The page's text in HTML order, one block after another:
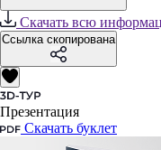
Скачать всю
Ссылка скопирована
Презентация
Скачать буклет